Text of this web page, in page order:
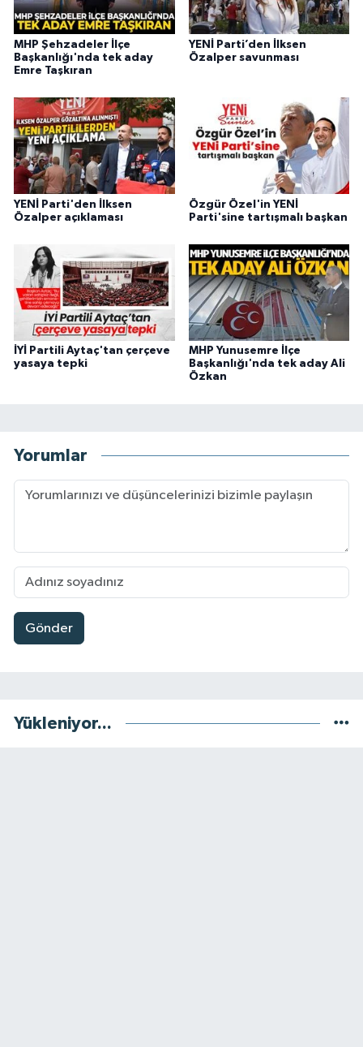
MHP Şehzadeler İlçe
Başkanlığı'nda tek aday
Emre Taşkıran
YENİ Parti’den İlksen
Özalper savunması
YENİ Parti'den İlksen
Özalper açıklaması
Özgür Özel'in YENİ
Parti'sine tartışmalı başkan
İYİ Partili Aytaç'tan çerçeve
yasaya tepki
MHP Yunusemre İlçe
Başkanlığı'nda tek aday Ali
Özkan
Yorumlar
Gönder
Yükleniyor...